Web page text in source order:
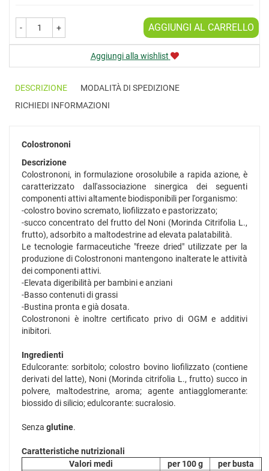
- + AGGIUNGI AL CARRELLO
Aggiungi alla wishlist
DESCRIZIONE
MODALITÀ DI SPEDIZIONE
RICHIEDI INFORMAZIONI
Colostrononi
Descrizione
Colostrononi, in formulazione orosolubile a rapida azione, è
caratterizzato dall'associazione sinergica dei seguenti
componenti attivi altamente biodisponibili per l'organismo:
-colostro bovino scremato, liofilizzato e pastorizzato;
-succo concentrato del frutto del Noni (Morinda Citrifolia L.,
frutto), adsorbito a maltodestrine ad elevata palatabilità.
Le tecnologie farmaceutiche "freeze dried" utilizzate per la
produzione di Colostrononi mantengono inalterate le attività
dei componenti attivi.
-Elevata digeribilità per bambini e anziani
-Basso contenuti di grassi
-Bustina pronta e già dosata.
Colostrononi è inoltre certificato privo di OGM e additivi
inibitori.
Ingredienti
Edulcorante: sorbitolo; colostro bovino liofilizzato (contiene
derivati del latte), Noni (Morinda citrifolia L., frutto) succo in
polvere, maltodestrine, aroma; agente antiagglomerante:
biossido di silicio; edulcorante: sucralosio.
Senza glutine.
Caratteristiche nutrizionali
Valori medi
per 100 g
per busta